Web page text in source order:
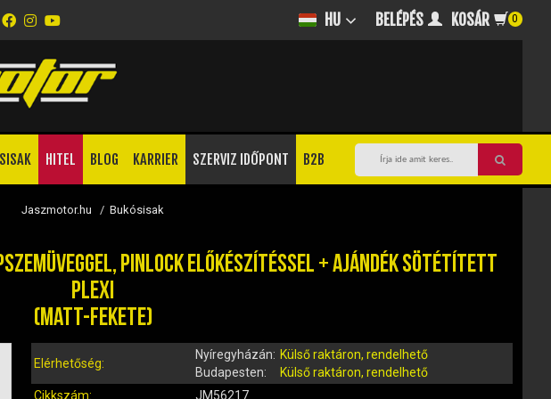
HU BELÉPÉS KOSÁR 0
HITEL BLOG KARRIER SZERVIZ IDŐPONT B2B
Jaszmotor.hu /Bukósisak
PINLOCK ELŐKÉSZÍTÉSSEL + AJÁNDÉK SÖTÉTÍTETT
PLEXI
(MATT-FEKETE)
Elérhetőség:
Nyíregyházán: Külső raktáron, rendelhető
Budapesten:
Külső raktáron, rendelhető
Cikkszám:
JM56217